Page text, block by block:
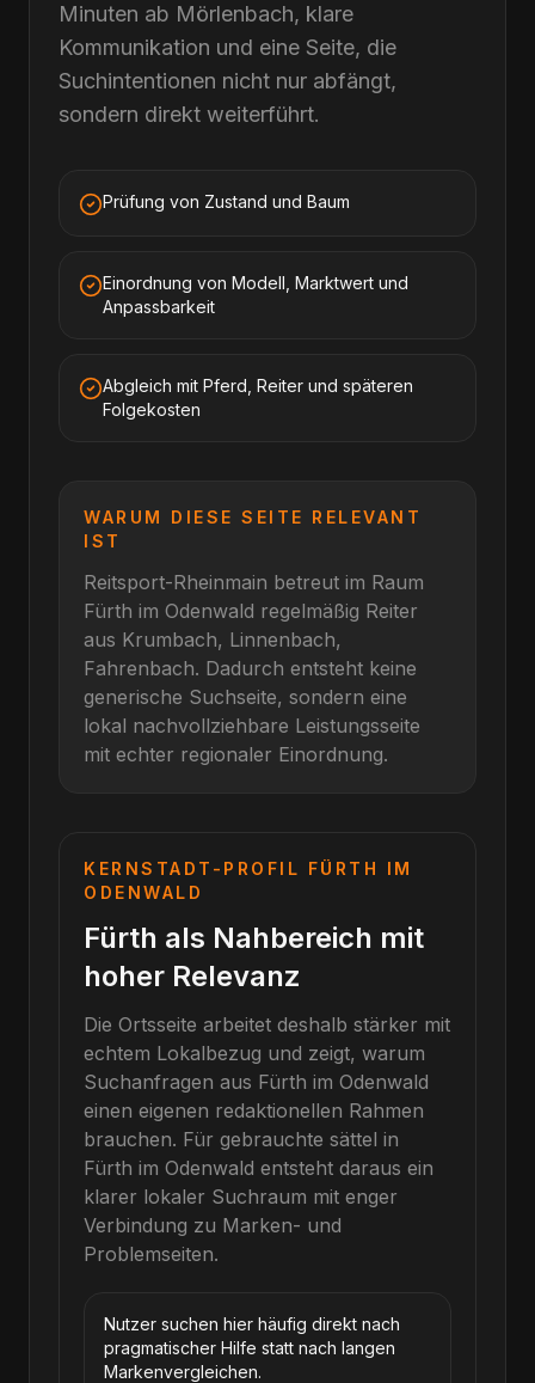
Minuten ab Mörlenbach, klare
Kommunikation und eine Seite, die
Suchintentionen nicht nur abfängt,
sondern direkt weiterführt.
Prüfung von Zustand und Baum
Einordnung von Modell, Marktwert und
Anpassbarkeit
Abgleich mit Pferd, Reiter und späteren
Folgekosten
WARUM DIESE SEITE RELEVANT
IST
Reitsport-Rheinmain betreut im Raum
Fürth im Odenwald regelmäßig Reiter
aus Krumbach, Linnenbach,
Fahrenbach. Dadurch entsteht keine
generische Suchseite, sondern eine
lokal nachvollziehbare Leistungsseite
mit echter regionaler Einordnung.
KERNSTADT-PROFIL FÜRTH IM
ODENWALD
Fürth als Nahbereich mit
hoher Relevanz
Die Ortsseite arbeitet deshalb stärker mit
echtem Lokalbezug und zeigt, warum
Suchanfragen aus Fürth im Odenwald
einen eigenen redaktionellen Rahmen
brauchen. Für gebrauchte sättel in
Fürth im Odenwald entsteht daraus ein
klarer lokaler Suchraum mit enger
Verbindung zu Marken- und
Problemseiten.
Nutzer suchen hier häufig direkt nach
pragmatischer Hilfe statt nach langen
Markenvergleichen.